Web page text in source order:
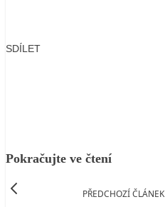
SDÍLET
Pokračujte ve čtení
PŘEDCHOZÍ ČLÁNEK